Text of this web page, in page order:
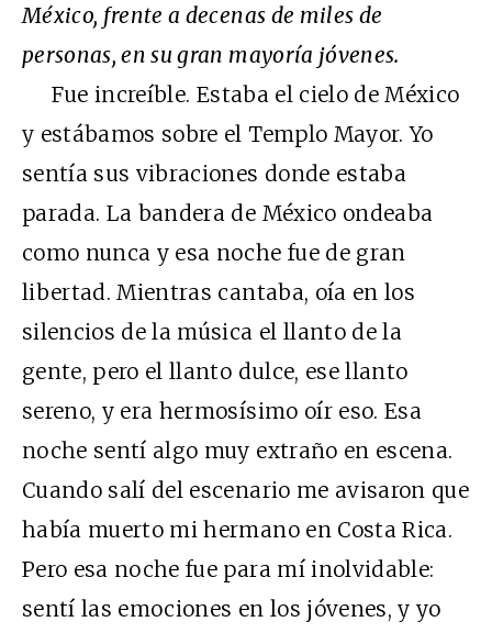
México, frente a decenas de miles de
personas, en su gran mayoría jóvenes.
Fue increíble. Estaba el cielo de México
y estábamos sobre el Templo Mayor. Yo
sentía sus vibraciones donde estaba
parada. La bandera de México ondeaba
como nunca y esa noche fue de gran
libertad. Mientras cantaba, oía en los
silencios de la música el llanto de la
gente, pero el llanto dulce, ese llanto
sereno, y era hermosísimo oír eso. Esa
noche sentí algo muy extraño en escena.
Cuando salí del escenario me avisaron que
había muerto mi hermano en Costa Rica.
Pero esa noche fue para mí inolvidable:
sentí las emociones en los jóvenes, y yo